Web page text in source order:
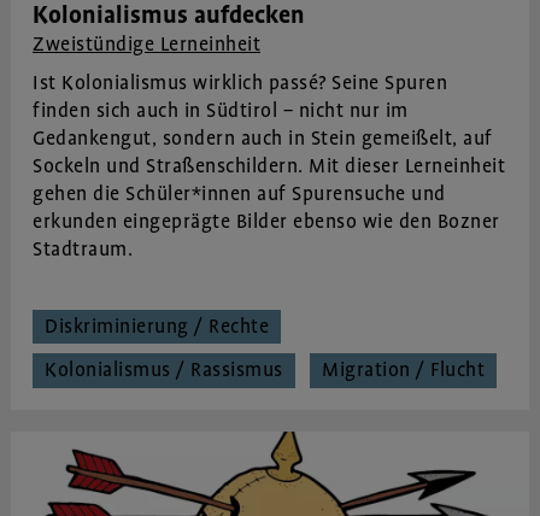
Kolonialismus aufdecken
Zweistündige Lerneinheit
Ist Kolonialismus wirklich passé? Seine Spuren
finden sich auch in Südtirol – nicht nur im
Gedankengut, sondern auch in Stein gemeißelt, auf
Sockeln und Straßenschildern. Mit dieser Lerneinheit
gehen die Schüler*innen auf Spurensuche und
erkunden eingeprägte Bilder ebenso wie den Bozner
Stadtraum.
Diskriminierung / Rechte
Kolonialismus / Rassismus
Migration / Flucht